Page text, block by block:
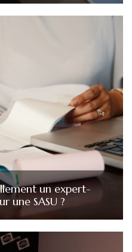
un expert-
une SASU ?